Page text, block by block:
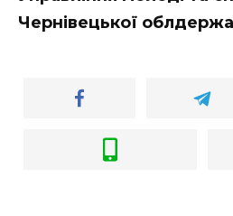
Чернівецької